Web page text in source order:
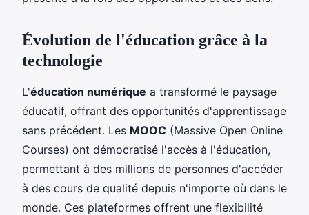
Évolution de l'éducation grâce à la
technologie
L'éducation numérique a transformé le paysage
éducatif, offrant des opportunités d'apprentissage
sans précédent. Les MOOC (Massive Open Online
Courses) ont démocratisé l'accès à l'éducation,
permettant à des millions de personnes d'accéder
à des cours de qualité depuis n'importe où dans le
monde. Ces plateformes offrent une flexibilité